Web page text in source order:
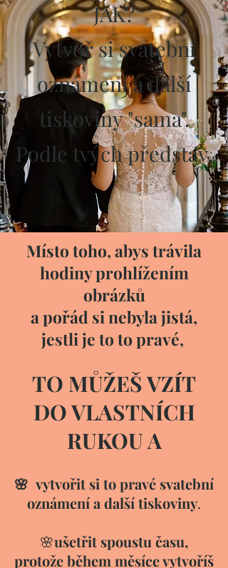
JAK?
Vytvoř si svatební
oznámení a další
tiskoviny "sama".
Podle tvých představ.
Místo toho, abys trávila
hodiny prohlížením
obrázků
a pořád si nebyla jistá,
jestli je to to pravé,
TO MŮŽEŠ VZÍT
DO VLASTNÍCH
RUKOU A
🌸 vytvořit si to pravé svatební
oznámení a dalšítiskoviny.
🌸ušetřit spoustu času,
protože během měsíce vytvoříš